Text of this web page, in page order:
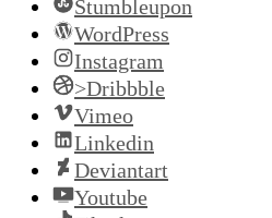
Stumbleupon
WordPress
Instagram
>Dribbble
Vimeo
Linkedin
Deviantart
Youtube